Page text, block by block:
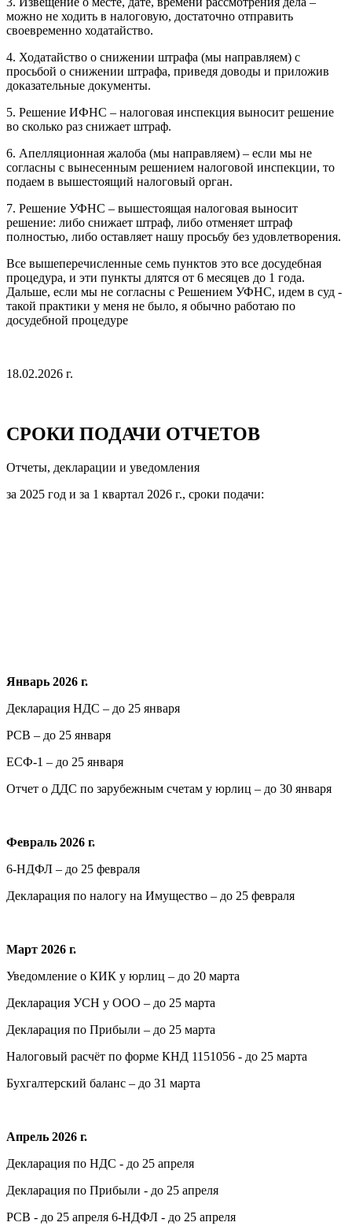
можно не ходить в налоговую, достаточно отправить
своевременно ходатайство.
4. Ходатайство о снижении штрафа (мы направляем) с
просьбой о снижении штрафа, приведя доводы и приложив
доказательные документы.
5. Решение ИФНС – налоговая инспекция выносит решение
во сколько раз снижает штраф.
6. Апелляционная жалоба (мы направляем) – если мы не
согласны с вынесенным решением налоговой инспекции, то
подаем в вышестоящий налоговый орган.
7. Решение УФНС – вышестоящая налоговая выносит
решение: либо снижает штраф, либо отменяет штраф
полностью, либо оставляет нашу просьбу без удовлетворения.
Все вышеперечисленные семь пунктов это все досудебная
процедура, и эти пункты длятся от 6 месяцев до 1 года.
Дальше, если мы не согласны с Решением УФНС, идем в суд -
такой практики у меня не было, я обычно работаю по
досудебной процедуре
18.02.2026 г.
СРОКИ ПОДАЧИ ОТЧЕТОВ
Отчеты, декларации и уведомления
за 2025 год и за 1 квартал 2026 г., сроки подачи:
Январь 2026 г.
Декларация НДС – до 25 января
РСВ – до 25 января
ЕСФ-1 – до 25 января
Отчет о ДДС по зарубежным счетам у юрлиц – до 30 января
Февраль 2026 г.
6-НДФЛ – до 25 февраля
Декларация по налогу на Имущество – до 25 февраля
Март 2026 г.
Уведомление о КИК у юрлиц – до 20 марта
Декларация УСН у ООО – до 25 марта
Декларация по Прибыли – до 25 марта
Налоговый расчёт по форме КНД 1151056 - до 25 марта
Бухгалтерский баланс – до 31 марта
Апрель 2026 г.
Декларация по НДС - до 25 апреля
Декларация по Прибыли - до 25 апреля
РСВ - до 25 апреля 6-НДФЛ - до 25 апреля